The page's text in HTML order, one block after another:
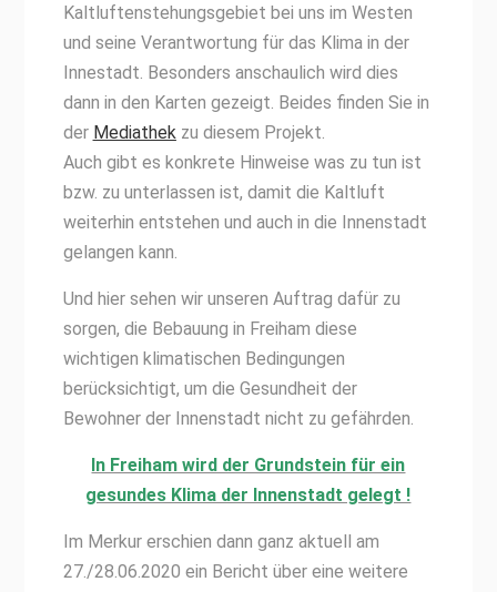
Kaltluftenstehungsgebiet bei uns im Westen
und seine Verantwortung für das Klima in der
Innestadt. Besonders anschaulich wird dies
dann in den Karten gezeigt. Beides finden Sie in
der Mediathekzu diesem Projekt.
Auch gibt es konkrete Hinweise was zu tun ist
bzw. zu unterlassen ist, damit die Kaltluft
weiterhin entstehen und auch in die Innenstadt
gelangen kann.
Und hier sehen wir unseren Auftrag dafür zu
sorgen, die Bebauung in Freiham diese
wichtigen klimatischen Bedingungen
berücksichtigt, um die Gesundheit der
Bewohner der Innenstadt nicht zu gefährden.
In Freiham wird der Grundstein für ein
gesundes Klima der Innenstadt gelegt !
Im Merkur erschien dann ganz aktuell am
27./28.06.2020 ein Bericht über eine weitere